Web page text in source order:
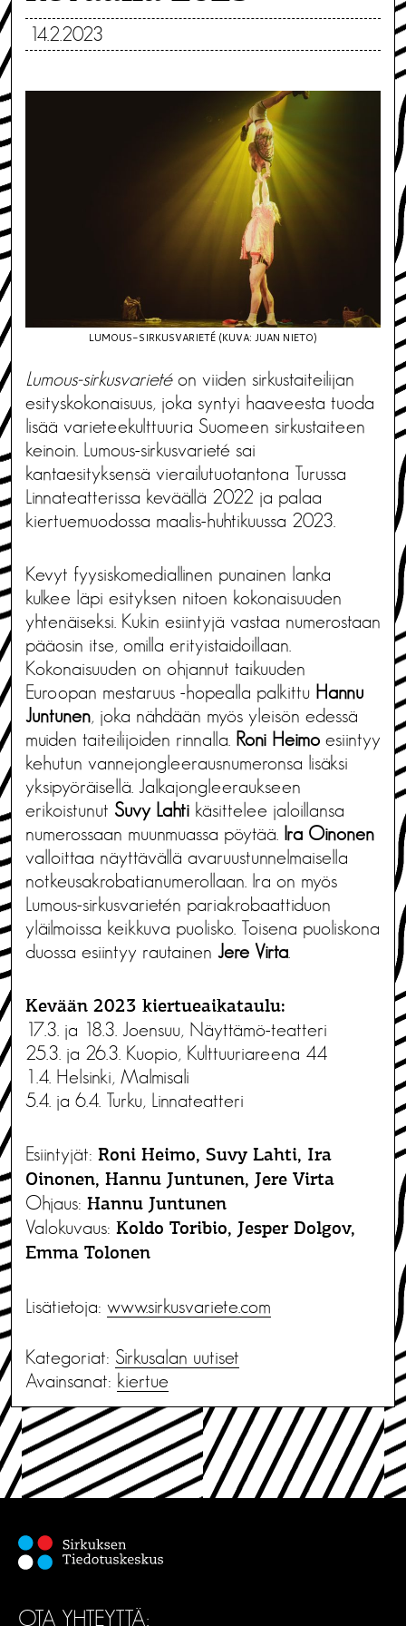
14.2.2023
LUMOUS-SIRKUSVARIETÉ (KUVA: JUAN NIETO)
Lumous-sirkusvarietéon viiden sirkustaiteilijan
esityskokonaisuus, joka syntyi haaveesta tuoda
lisää varieteekulttuuria Suomeen sirkustaiteen
keinoin. Lumous-sirkusvarieté sai
kantaesityksensä vierailutuotantona Turussa
Linnateatterissa keväällä 2022 ja palaa
kiertuemuodossa maalis-huhtikuussa 2023.
Kevyt fyysiskomediallinen punainen lanka
kulkee läpi esityksen nitoen kokonaisuuden
yhtenäiseksi. Kukin esiintyjä vastaa numerostaan
pääosin itse, omilla erityistaidoillaan.
Kokonaisuuden on ohjannut taikuuden
Euroopan mestaruus -hopealla palkittu Hannu
Juntunen, joka nähdään myös yleisön edessä
muiden taiteilijoiden rinnalla. Roni Heimo esiintyy
kehutun vannejongleerausnumeronsa lisäksi
yksipyöräisellä. Jalkajongleeraukseen
erikoistunut Suvy Lahti käsittelee jaloillansa
numerossaan muunmuassa pöytää. Ira Oinonen
valloittaa näyttävällä avaruustunnelmaisella
notkeusakrobatianumerollaan. Ira on myös
Lumous-sirkusvarietén pariakrobaattiduon
yläilmoissa keikkuva puolisko. Toisena puoliskona
duossa esiintyy rautainen Jere Virta
Kevään 2023 kiertueaikataulu:
17.3. ja 18.3. Joensuu, Näyttämö-teatteri
25.3. ja 26.3. Kuopio, Kulttuuriareena 44
1.4. Helsinki, Malmisali
5.4. ja 6.4. Turku, Linnateatteri
Esiintyjät: Roni Heimo, Suvy Lahti, Ira
Oinonen, Hannu Juntunen, Jere Virta
Ohjaus: Hannu Juntunen
Valokuvaus: Koldo Toribio, Jesper Dolgov,
Emma Tolonen
Lisätietoja: www.sirkusvariete.com
Kategoriat: Sirkusalan uutiset
Avainsanat: kiertue
OTA YHTEYTTÄ: